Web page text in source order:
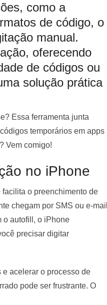
como a
de código, o
manual.
oferecendo
de códigos ou
solução prática
Essa ferramenta junta
temporários em apps
Vem comigo!
no iPhone
o preenchimento de
chegam por SMS ou e-mail
o autofill, o iPhone
precisar digitar
acelerar o processo de
pode ser frustrante. O